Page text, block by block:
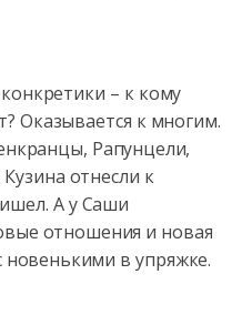
– к кому
Оказывается к многим.
Рапунцели,
отнесли к
А у Саши
отношения и новая
новенькими в упряжке.